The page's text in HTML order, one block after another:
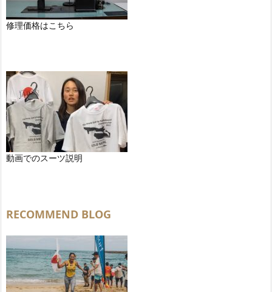
修理価格はこちら
動画でのスーツ説明
RECOMMEND BLOG